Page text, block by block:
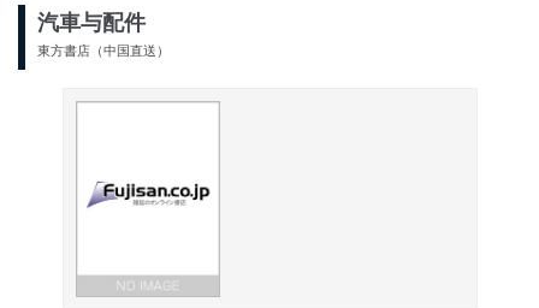
汽車与配件
東方書店（中国直送）